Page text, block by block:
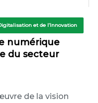
et de l’Innovation
numérique
du secteur
de la vision